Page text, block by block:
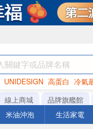
UNIDESIGN 高蛋白 冷氣
罐頭 海苔 洋芋片
線上商城 品牌旗艦館
米油沖泡 生活家電